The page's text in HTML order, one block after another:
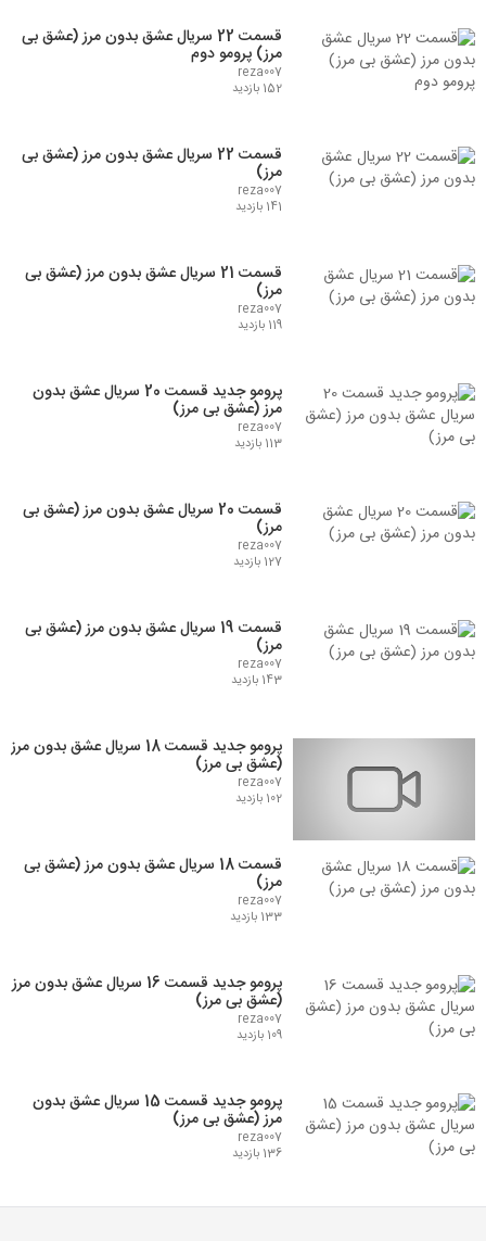
قسمت 22 سریال عشق بدون مرز (عشق بی
مرز) پرومو دوم
reza007
152 بازدید
قسمت 22 سریال عشق بدون مرز (عشق بی
مرز)
reza007
141 بازدید
قسمت 21 سریال عشق بدون مرز (عشق بی
مرز)
reza007
119 بازدید
پرومو جدید قسمت 20 سریال عشق بدون
مرز (عشق بی مرز)
reza007
113 بازدید
قسمت 20 سریال عشق بدون مرز (عشق بی
مرز)
reza007
127 بازدید
قسمت 19 سریال عشق بدون مرز (عشق بی
مرز)
reza007
143 بازدید
پرومو جدید قسمت 18 سریال عشق بدون مرز
(عشق بی مرز)
reza007
102 بازدید
قسمت 18 سریال عشق بدون مرز (عشق بی
مرز)
reza007
133 بازدید
پرومو جدید قسمت 16 سریال عشق بدون مرز
(عشق بی مرز)
reza007
109 بازدید
پرومو جدید قسمت 15 سریال عشق بدون
مرز (عشق بی مرز)
reza007
136 بازدید